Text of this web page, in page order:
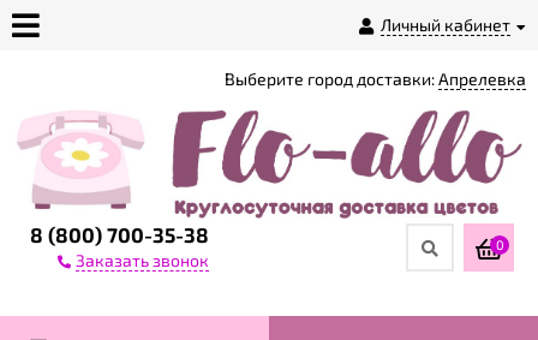
Личный кабинет
магазине
Доставка
8 (800) 700-35-38
Заказать звонок
Выберите город доставки:Апрелевка
0